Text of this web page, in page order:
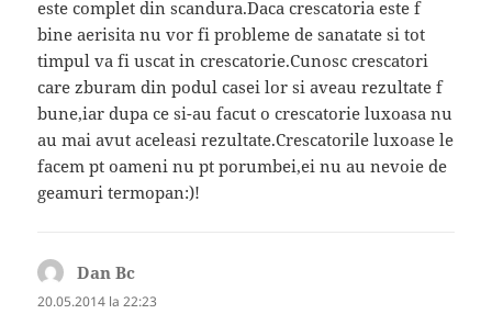
este complet din scandura.Daca crescatoria este f
bine aerisita nu vor fi probleme de sanatate si tot
timpul va fi uscat in crescatorie.Cunosc crescatori
care zburam din podul casei lor si aveau rezultate f
bune,iar dupa ce si-au facut o crescatorie luxoasa nu
au mai avut aceleasi rezultate.Crescatorile luxoase le
facem pt oameni nu pt porumbei,ei nu au nevoie de
geamuri termopan:)!
Dan Bc
20.05.2014 la 22:23